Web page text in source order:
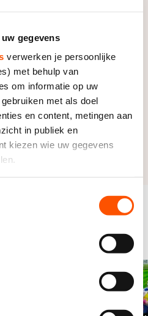
gegevens
verwerken je persoonlijke
met behulp van
om informatie op uw
met als doel
en content, metingen aan
in publiek en
kiezen wie uw gegevens
uw geografische locatie,
door het actief te scannen
(fingerprinting)
in het
detailgedeelte in.
wedstrijd inschrijven via
.
te vinden op de